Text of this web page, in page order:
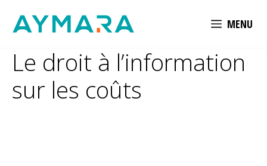
MENU
Le droit à l’information
sur les coûts